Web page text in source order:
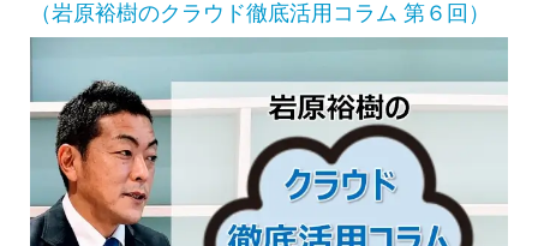
（岩原裕樹のクラウド徹底活用コラム 第６回）